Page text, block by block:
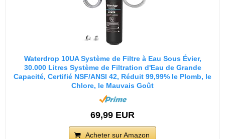
Waterdrop 10UA Système de Filtre à Eau Sous Évier,
30.000 Litres Système de Filtration d'Eau de Grande
Capacité, Certifié NSF/ANSI 42, Réduit 99,99% le Plomb, le
Chlore, le Mauvais Goût
69,99 EUR
Acheter sur Amazon